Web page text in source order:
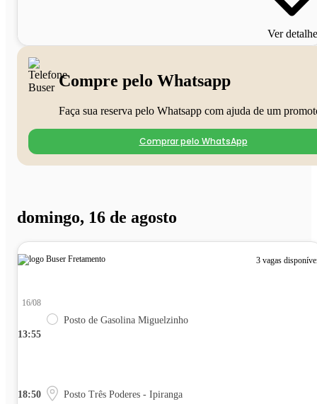
Ver
Compre pelo Whatsapp
Faça sua reserva pelo Whatsapp com ajuda de um
Comprar pelo WhatsApp
domingo, 16 de agosto
3 vagas
13:55
16/08
Posto de Gasolina Miguelzinho
18:50 Posto Três Poderes - Ipiranga